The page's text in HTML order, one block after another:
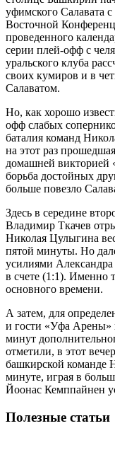
уфимского Салавата
Восточной
проведенного
серии плей-офф с
уральского клуба
своих кумиров и в
Салаватом.
Но, как хорошо
офф слабых
баталия команд
на этот раз
домашней викторией
борьба достойных
больше повезло
Здесь в середине
Владимир Ткачев
Николая Цулыгина
пятой минуты. Но
усилиями Александра
в счете (1:1). Именно
основного времени.
А затем, для
и гости «Уфа Арены»
минут
отметили, в этот
башкирской команде
минуте, играя в
Йоонас Кемппайнен
Полезные статьи